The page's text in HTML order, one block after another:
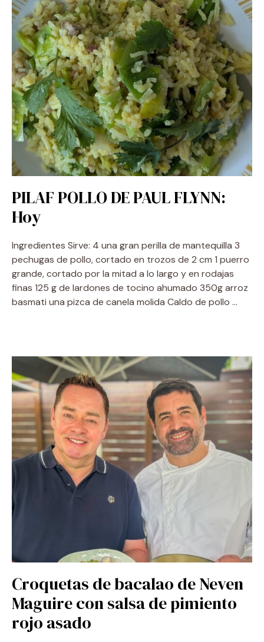
PILAF POLLO DE PAUL FLYNN:
Hoy
Ingredientes Sirve: 4 una gran perilla de mantequilla 3
pechugas de pollo, cortado en trozos de 2 cm 1 puerro
grande, cortado por la mitad a lo largo y en rodajas
finas 125 g de lardones de tocino ahumado 350g arroz
basmati una pizca de canela molida Caldo de pollo …
Croquetas de bacalao de Neven
Maguire con salsa de pimiento
rojo asado